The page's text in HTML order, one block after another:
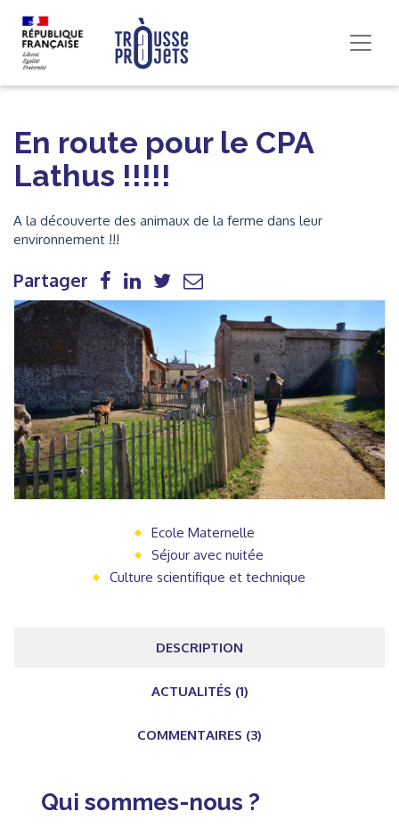
En route pour le CPA
Lathus !!!!!
A la découverte des animaux de la ferme dans leur
environnement !!!
Partager
Ecole Maternelle
Séjour avec nuitée
Culture scientifique et technique
DESCRIPTION
ACTUALITÉS (1)
COMMENTAIRES (3)
Qui sommes-nous ?